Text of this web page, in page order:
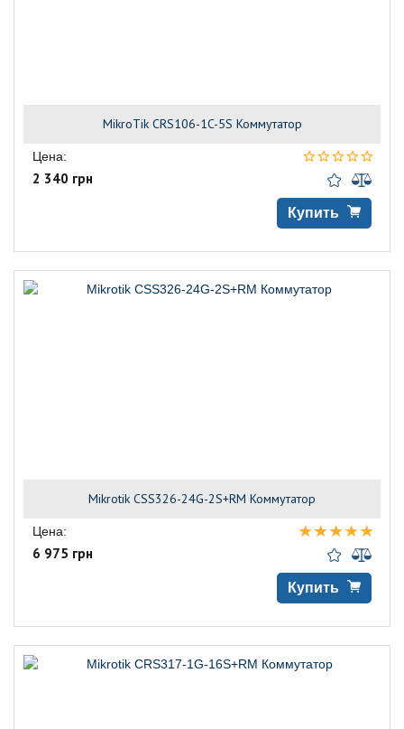
MikroTik CRS106-1C-5S Коммутатор
Цена:
2 340 грн
Купить
Mikrotik CSS326-24G-2S+RM Коммутатор
Цена:
6 975 грн
Купить